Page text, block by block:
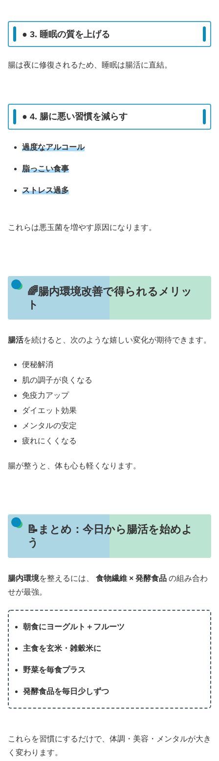
● 3. 睡眠の質を上げる
腸は夜に修復されるため、睡眠は腸活に直結。
● 4. 腸に悪い習慣を減らす
過度なアルコール
脂っこい食事
ストレス過多
これらは悪玉菌を増やす原因になります。
🌈腸内環境改善で得られるメリッ
ト
腸活を続けると、次のような嬉しい変化が期待できます。
便秘解消
肌の調子が良くなる
免疫力アップ
ダイエット効果
メンタルの安定
疲れにくくなる
腸が整うと、体も心も軽くなります。
📝まとめ：今日から腸活を始めよ
う
腸内環境を整えるには、 食物繊維 × 発酵食品 の組み合わ
せが最強。
朝食にヨーグルト＋フルーツ
主食を玄米・雑穀米に
野菜を毎食プラス
発酵食品を毎日少しずつ
これらを習慣にするだけで、体調・美容・メンタルが大き
く変わります。